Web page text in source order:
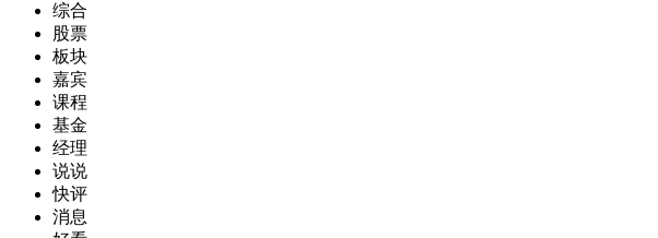
综合
股票
板块
嘉宾
课程
基金
经理
说说
快评
消息